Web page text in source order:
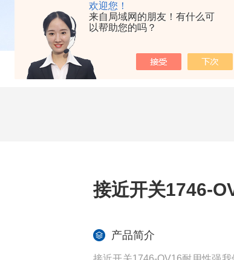
欢迎您！
来自局域网的朋友！有什么可
以帮助您的吗？
当前位置：首页-
接近开关1746-
产品简介